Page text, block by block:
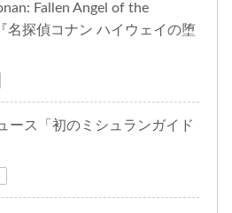
Fallen Angel of the
名探偵コナン ハイウェイの堕
ース「初のミシュランガイド